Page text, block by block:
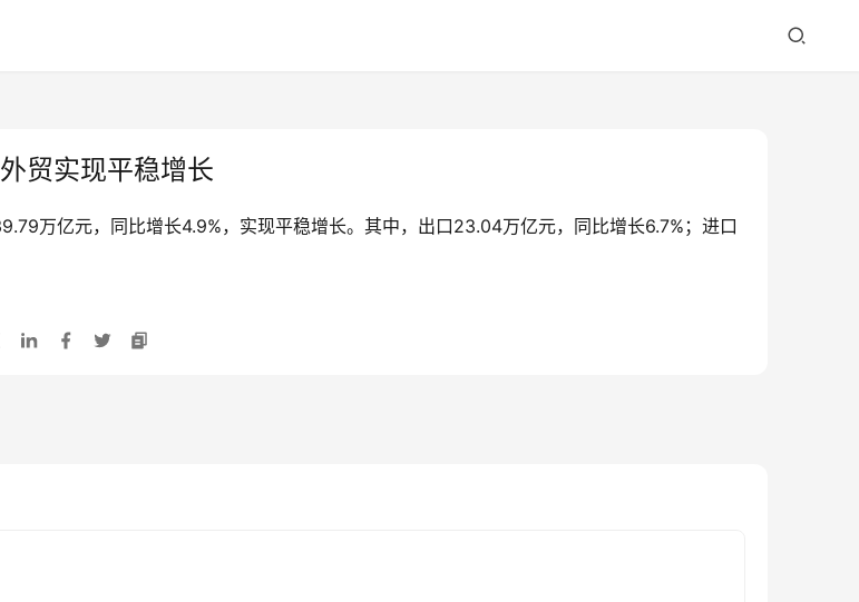
贸实现平稳增长
万亿元，同比增长4.9%，实现平稳增长。其中，出口23.04万亿元，同比增长6.7%；进口